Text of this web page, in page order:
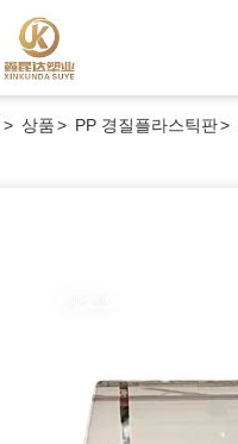
> 상품> PP 경질플라스틱판>